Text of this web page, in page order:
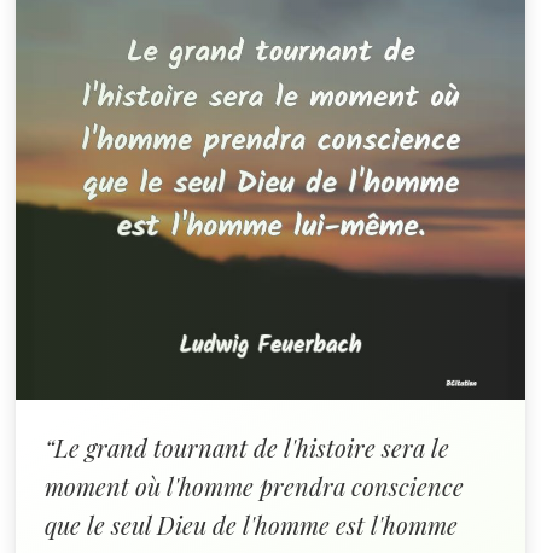
“Le grand tournant de l'histoire sera le
moment où l'homme prendra conscience
que le seul Dieu de l'homme est l'homme